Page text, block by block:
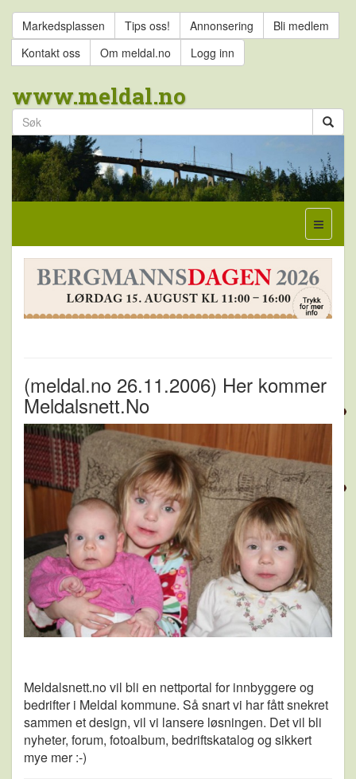
Markedsplassen Tips oss! Annonsering
Bli medlem
Kontakt oss
Om meldal.no Logg inn
www.meldal.no
(meldal.no 26.11.2006) Her kommer
Meldalsnett.No
Meldalsnett.no vil bli en nettportal for innbyggere og
bedrifter i Meldal kommune. Så snart vi har fått snekret
sammen et design, vil vi lansere løsningen. Det vil bli
nyheter, forum, fotoalbum, bedriftskatalog og sikkert
mye mer :-)